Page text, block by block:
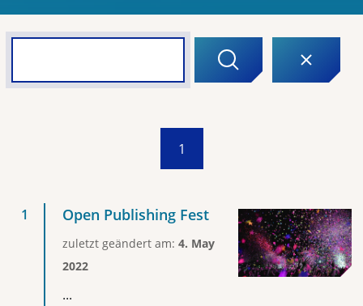
1
Open Publishing Fest
zuletzt geändert am: 4. May
2022
...